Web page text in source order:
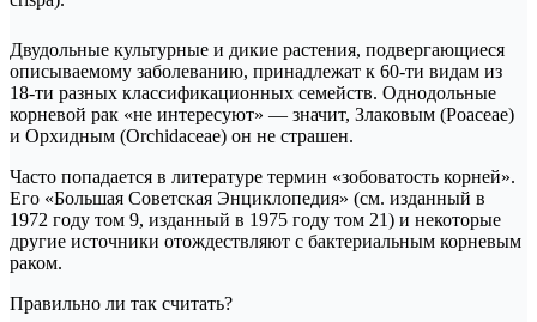
Двудольные культурные и дикие растения, подвергающиеся
описываемому заболеванию, принадлежат к 60-ти видам из
18-ти разных классификационных семейств. Однодольные
корневой рак «не интересуют» — значит, Злаковым (Poaceae)
и Орхидным (Orchidaceae) он не страшен.
Часто попадается в литературе термин «зобоватость корней».
Его «Большая Советская Энциклопедия» (см. изданный в
1972 году том 9, изданный в 1975 году том 21) и некоторые
другие источники отождествляют с бактериальным корневым
раком.
Правильно ли так считать?